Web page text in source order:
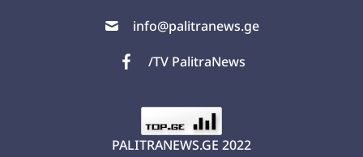
info@palitranews.ge
/TV PalitraNews
PALITRANEWS.GE 2022